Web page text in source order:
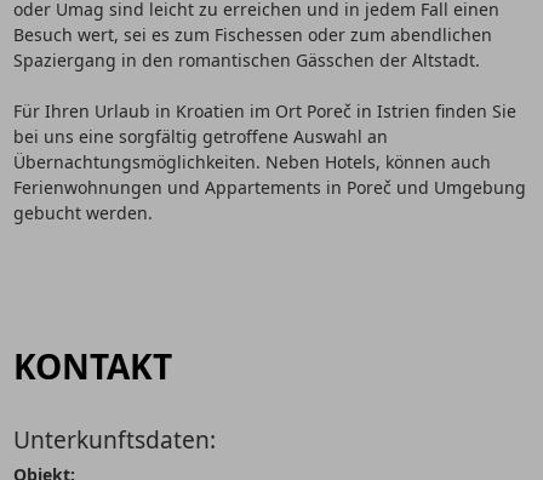
oder Umag sind leicht zu erreichen und in jedem Fall einen
Besuch wert, sei es zum Fischessen oder zum abendlichen
Spaziergang in den romantischen Gässchen der Altstadt.
Für Ihren Urlaub in Kroatien im Ort Poreč in Istrien finden Sie
bei uns eine sorgfältig getroffene Auswahl an
Übernachtungsmöglichkeiten. Neben Hotels, können auch
Ferienwohnungen und Appartements in Poreč und Umgebung
gebucht werden.
KONTAKT
Unterkunftsdaten:
Objekt: